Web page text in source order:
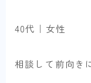
40代｜女性
相談して前向き